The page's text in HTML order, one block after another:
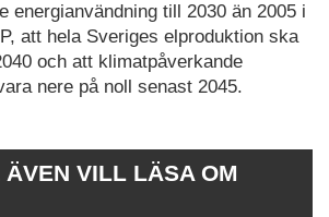
energianvändning till 2030 än 2005 i
att hela Sveriges elproduktion ska
och att klimatpåverkande
nere på noll senast 2045.
VILL LÄSA OM